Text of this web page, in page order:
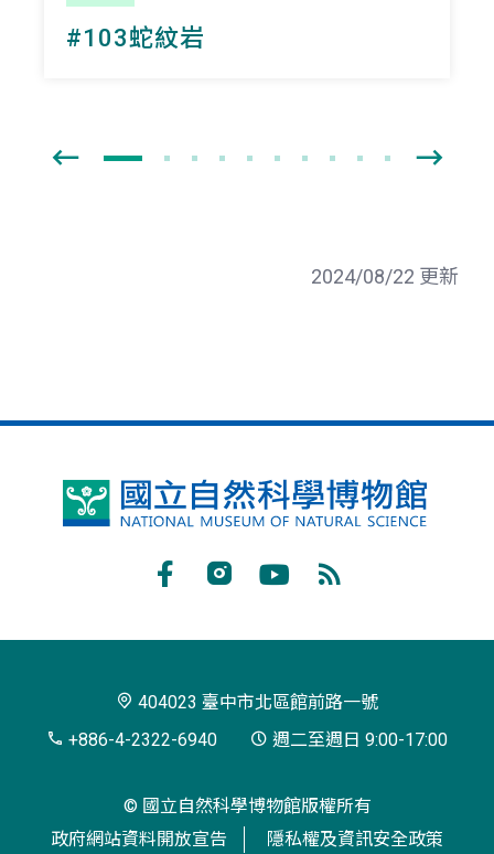
#103蛇紋岩
2024/08/22 更新
國
博
閱
404023 臺中市北區館前路一號
+886-4-2322-6940
週二至週日 9:00-17:00
© 國立自然科學博物館版權所有
政府網站資料開放宣告
隱私權及資訊安全政策